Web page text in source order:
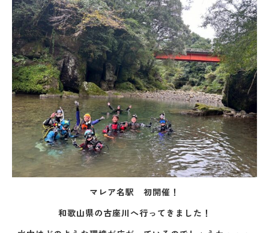
マレア名駅 初開催！
和歌山県の古座川へ行ってきました！